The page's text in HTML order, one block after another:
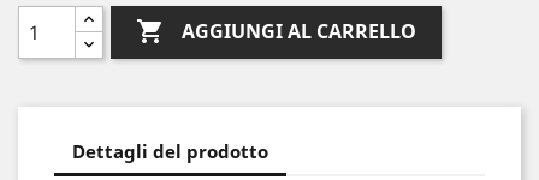
 AGGIUNGI AL CARRELLO
Dettagli del prodotto